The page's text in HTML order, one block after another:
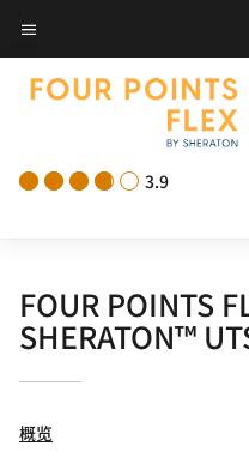
Skip
to
main
菜单文本
3.9
FOUR POINTS
SHERATON™
概览